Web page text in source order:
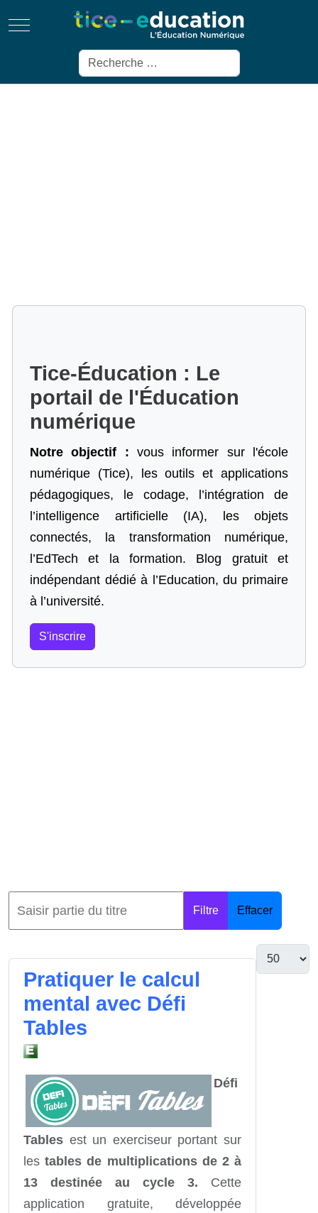
Mobile Menu Toggle
Rechercher
Tice-Éducation : Le
portail de l'Éducation
numérique
Notre objectif : vous informer sur l'école
numérique (Tice), les outils et applications
pédagogiques, le codage,
l’intégration de
l’intelligence artificielle (IA), les objets
connectés, la transformation numérique,
l’EdTech et la formation. Blog gratuit et
indépendant dédié à l’Education, du primaire
à l’université.
S'inscrire
Filtre Effacer
Pratiquer le calcul
mental avec Défi
Tables
Défi
Tables est un exerciseur portant sur
les tables de multiplications de 2 à
13 destinée au cycle 3. Cette
application gratuite, développée